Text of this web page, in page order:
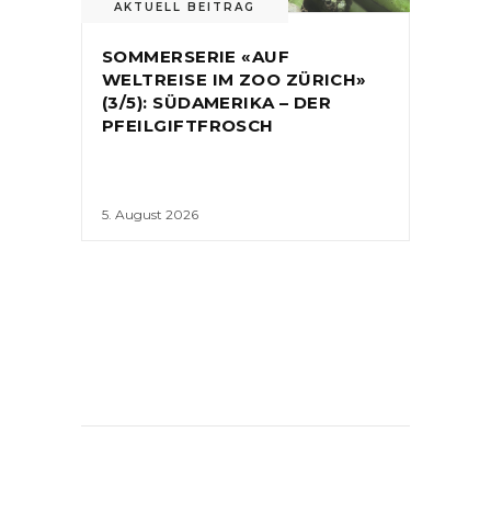
AKTUELL BEITRAG
SOMMERSERIE «AUF
WELTREISE IM ZOO ZÜRICH»
(3/5): SÜDAMERIKA – DER
PFEILGIFTFROSCH
5. August 2026